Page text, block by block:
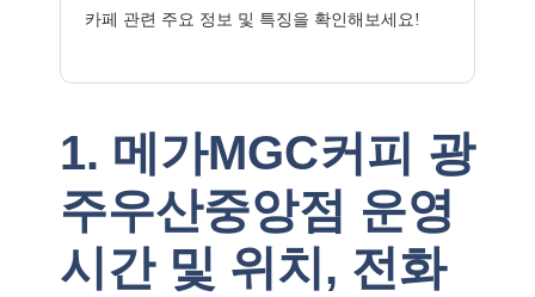
카페 관련 주요 정보 및 특징을 확인해보세요!
1. 메가MGC커피 광
주우산중앙점 운영
시간 및 위치, 전화